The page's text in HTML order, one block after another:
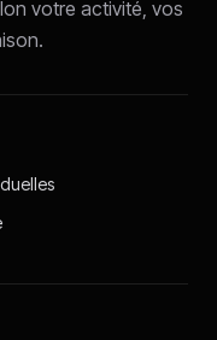
votre activité, vos